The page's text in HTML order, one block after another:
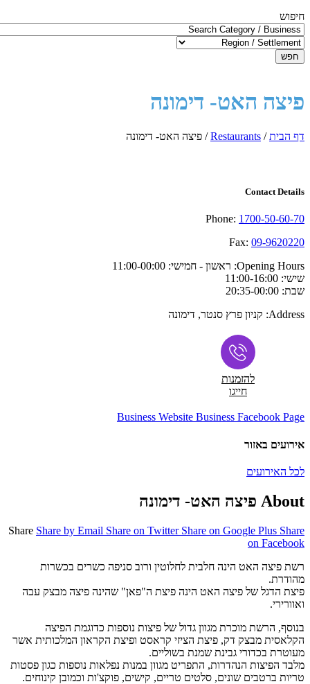
חיפוש
חפש
פיצה האט- דימונה
דף הבית/
Restaurants
/ פיצה האט- דימונה
Contact Details
Phone: 1700-50-60-70
Fax: 09-9620220
Opening Hours: ראשון - חמישי: 11:00-00:00
שישי: 11:00-16:00
שבת: 20:35-00:00
Address: קניון פרץ סנטר, דימונה
להזמנות
חייגו
Business Website Business Facebook Page
אירועים באזור
לכל האירועים
About פיצה האט- דימונה
Share Share by Email Share on Twitter Share on Google Plus Share
on Facebook
רשת פיצה האט הינה חלבית לחלוטין ורוב סניפה כשרים בכשרות
מהודרת.
פיצת הדגל של פיצה האט הינה פיצת ה"פאן" שהינה פיצה מבצק עבה
ואוורירי.
בנוסף, הרשת מוכרת מגוון גדול של פיצות נוספות כדוגמת הפיצה
הקלאסית מבצק דק, פיצת הציזי קראסט ופיצת הקראון המלכותית אשר
מעוטרת בכדורי גבינת שמנת בשוליים.
מלבד הפיצות הנהדרות, התפריט מגוון במנות נפלאות נוספות כגון פסטות
טריות ברטבים שונים, סלטים טריים, קישים, פוקצ'ות וכמובן קינוחים.